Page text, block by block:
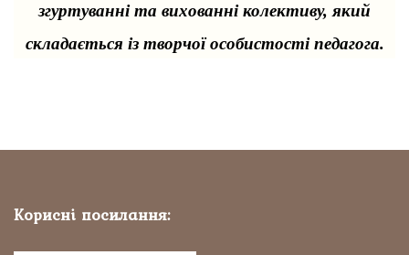
згуртуванні та вихованні колективу, який
складається із творчої особистості педагога.
Корисні посилання: